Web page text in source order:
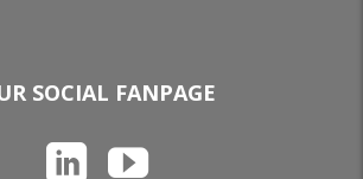
SOCIAL FANPAGE